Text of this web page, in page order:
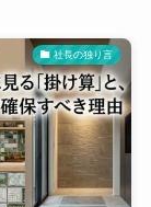
社長の独り言